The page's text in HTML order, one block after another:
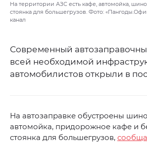
На территории АЗС есть кафе, автомойка,
стоянка для большегрузов. Фото:
канал
Современный
всей необходимой
автомобилистов открыли в
На автозаправке обустроены
автомойка, придорожное кафе и
стоянка для большегрузов,